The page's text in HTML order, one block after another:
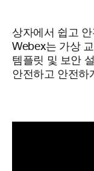
상자에서 쉽고
Webex는 가상
템플릿 및 보안
안전하고 안전하